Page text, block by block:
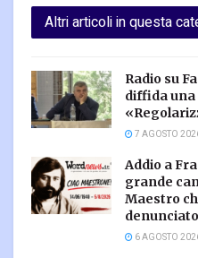
Altri articoli in questa
Radio su
diffida
7 AGOSTO
Addio a
grande
Maestro
6 AGOSTO